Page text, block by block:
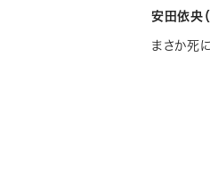
安田依央
まさか死